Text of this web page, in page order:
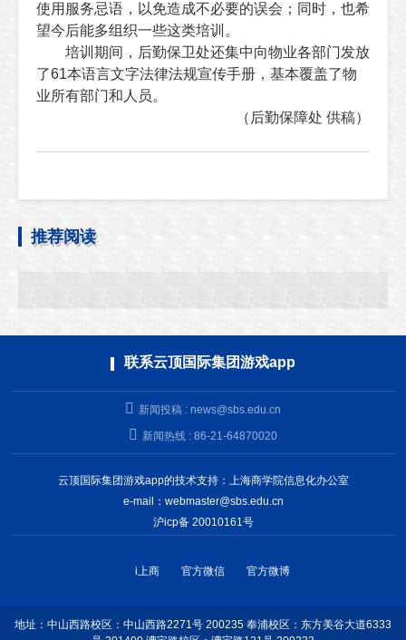
使用服务忌语，以免造成不必要的误会；同时，也希
望今后能多组织一些这类培训。
培训期间，后勤保卫处还集中向物业各部门发放
了61本语言文字法律法规宣传手册，基本覆盖了物
业所有部门和人员。
（后勤保障处 供稿）
推荐阅读
联系云顶国际集团游戏app
新闻投稿 : news@sbs.edu.cn
新闻热线 : 86-21-64870020
云顶国际集团游戏app的技术支持：上海商学院信息化办公室
e-mail： webmaster@sbs.edu.cn
沪icp备 20010161号
i上商 官方微信 官方微博
地址：中山西路校区：中山西路2271号 200235 奉浦校区：东方美谷大道6333